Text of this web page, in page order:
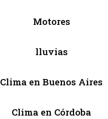
Motores
lluvias
Clima en Buenos Aires
Clima en Córdoba